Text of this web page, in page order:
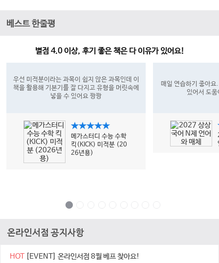
베스트 한줄평
별점 4.0 이상, 후기 좋은 책은 다 이유가 있어요!
우선 미적분이라는 과목이 쉽지 않은 과목인데 이
책을 활용해 기본기를 잘 다지고 유형을 머릿속에
넣을 수 있어요 짱짱
★★★★★
메가스터디 수능 수학
킥(KICK) 미적분 (20
26년용)
매일 연습하기 좋아
있어서 도
온라인서점 공지사항
HOT[EVENT] 온라인서점 8월 베프 찾아요!